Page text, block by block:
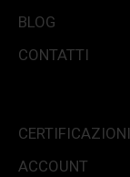
BLOG
CONTATTI
CERTIFICAZIONI
ACCOUNT